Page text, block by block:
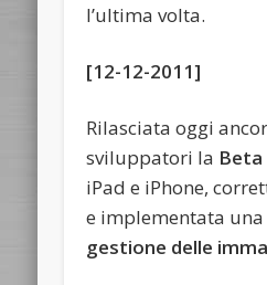
l’ultima volta.
[12-12-2011]
Rilasciata oggi
sviluppatori la Beta
iPad e iPhone,
e implementata una
gestione delle